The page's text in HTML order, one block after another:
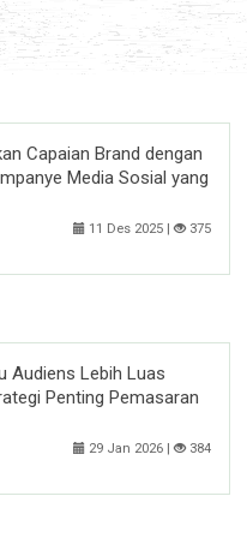
Capaian Brand dengan
Media Sosial yang
11 Des 2025 | 375
Audiens Lebih Luas
Penting Pemasaran
29 Jan 2026 | 384